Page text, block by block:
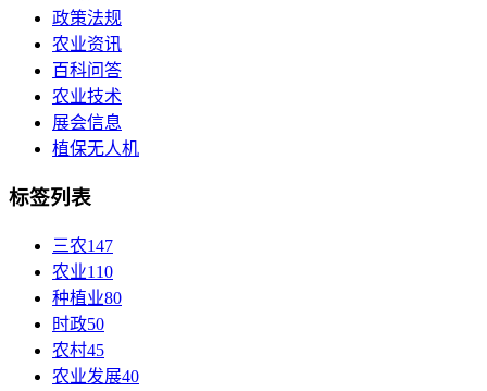
政策法规
农业资讯
百科问答
农业技术
展会信息
植保无人机
标签列表
三农147
农业110
种植业80
时政50
农村45
农业发展40